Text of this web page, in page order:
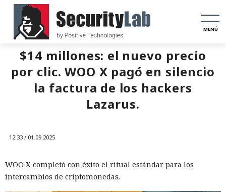
MENÚ
$14 millones: el nuevo precio
por clic. WOO X pagó en silencio
la factura de los hackers
Lazarus.
12:33 / 01.09.2025
WOO X completó con éxito el ritual estándar para los
intercambios de criptomonedas.